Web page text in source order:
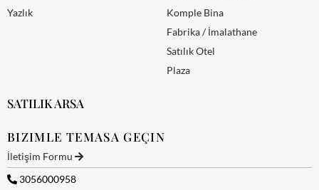
Yazlık
Komple Bina
Fabrika / İmalathane
Satılık Otel
Plaza
SATILIK ARSA
BIZIMLE TEMASA GEÇIN
İletişim Formu
3056000958